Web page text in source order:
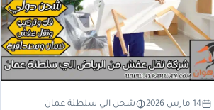
14 مارس 2026 شحن الي سلطنة عمان